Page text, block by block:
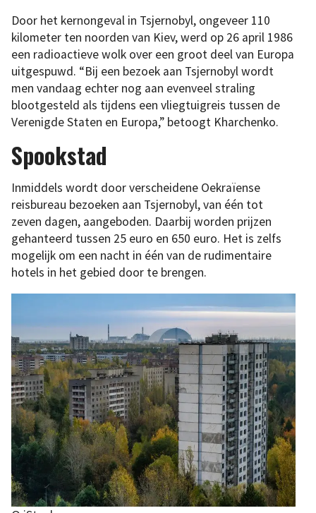
Door het kernongeval in Tsjernobyl, ongeveer 110
kilometer ten noorden van Kiev, werd op 26 april 1986
een radioactieve wolk over een groot deel van Europa
uitgespuwd. “Bij een bezoek aan Tsjernobyl wordt
men vandaag echter nog aan evenveel straling
blootgesteld als tijdens een vliegtuigreis tussen de
Verenigde Staten en Europa,” betoogt Kharchenko.
Spookstad
Inmiddels wordt door verscheidene Oekraïense
reisbureau bezoeken aan Tsjernobyl, van één tot
zeven dagen, aangeboden. Daarbij worden prijzen
gehanteerd tussen 25 euro en 650 euro. Het is zelfs
mogelijk om een nacht in één van de rudimentaire
hotels in het gebied door te brengen.